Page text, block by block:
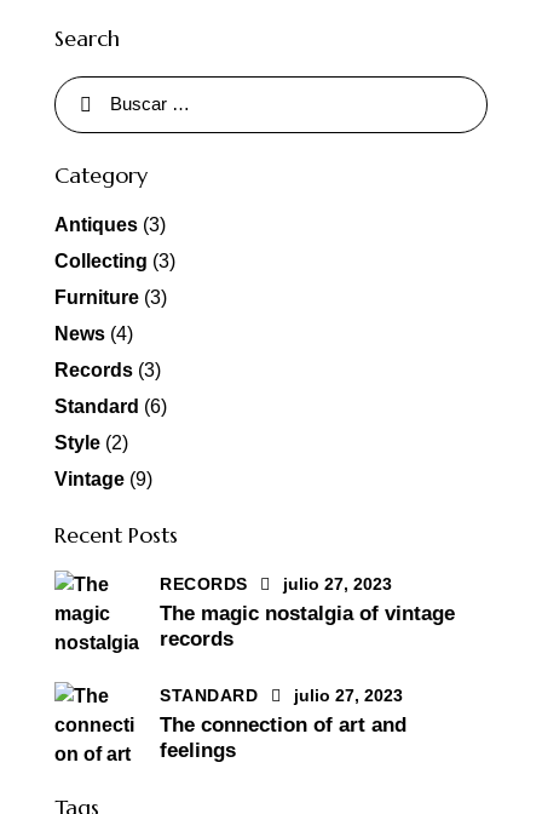
Search
Category
Antiques (3)
Collecting (3)
Furniture (3)
News (4)
Records (3)
Standard (6)
Style (2)
Vintage (9)
Recent Posts
RECORDS julio 27, 2023
The magic nostalgia of vintage
records
STANDARD julio 27, 2023
The connection of art and
feelings
Tags